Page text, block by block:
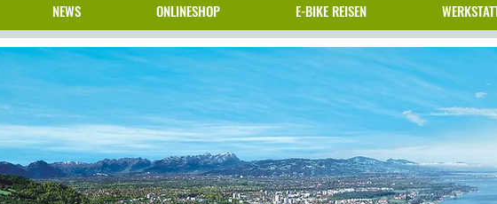
NEWS ONLINESHOP E-BIKE REISEN